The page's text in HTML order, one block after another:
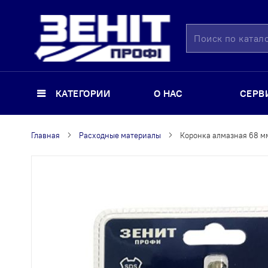
Поиск
КАТЕГОРИИ О НАС
Главная Расходные материалы Коронка алмазная 68